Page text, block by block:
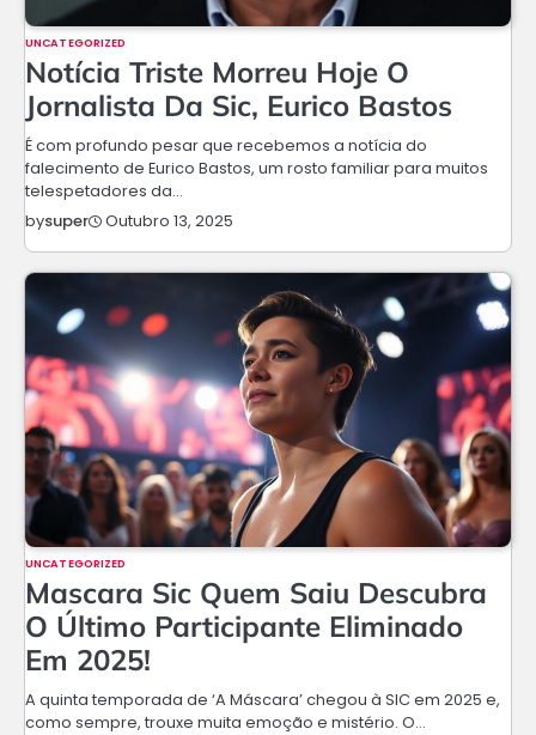
UNCATEGORIZED
Notícia Triste Morreu Hoje O
Jornalista Da Sic, Eurico Bastos
É com profundo pesar que recebemos a notícia do
falecimento de Eurico Bastos, um rosto familiar para muitos
telespetadores da…
bysuper Outubro 13, 2025
UNCATEGORIZED
Mascara Sic Quem Saiu Descubra
O Último Participante Eliminado
Em 2025!
A quinta temporada de ‘A Máscara’ chegou à SIC em 2025 e,
como sempre, trouxe muita emoção e mistério. O…